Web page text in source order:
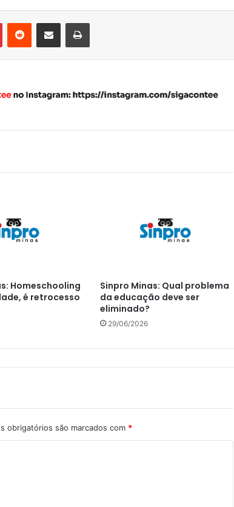
Homeschooling
é retrocesso
Sinpro Minas: Qual problema
da educação deve ser
eliminado?
29/06/2026
obrigatórios são marcados com *